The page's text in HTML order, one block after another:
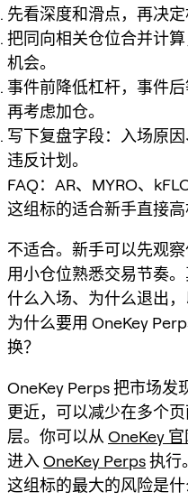
先看深度和滑点，再决定
把同向相关仓位合并计
机会。
事件前降低杠杆，事件
再考虑加仓。
写下复盘字段：入场原
违反计划。
FAQ：AR、MYRO、
这组标的适合新手直接高
不适合。新手可以先观
用小仓位熟悉交易节奏
什么入场、为什么退出，
为什么要用 OneKey
换？
OneKey Perps 把市场发
更近，可以减少在多个
层。你可以从 OneKey 官
进入 OneKey Perps执行。
这组标的最大的风险是什